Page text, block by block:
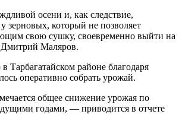
осени и, как следствие,
зерновых, который не позволяет
свою сушку, своевременно выйти на
Маляров.
Тарбагатайском районе благодаря
оперативно собрать урожай.
общее снижение урожая по
годами, — приводится в отчете